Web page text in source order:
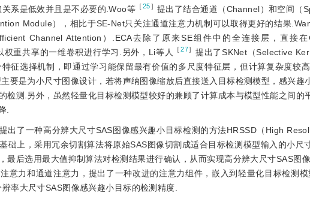
系是低效并且是不必要的.Woo等 ［25］ 提出了结合通道（Channel）和空间（
Module），相比于SE-Net只关注通道注意力机制可以取得更好的结果
Channel Attention）.ECA去除了原来SE组件中的全连接层，直接在
重共享的一维卷积进行学习.另外，Li等人
［27］提出了SKNet（Selective
征选择机制，即通过学习能保留最有价值的多尺度特征层，但计算复杂度较
要是为小尺寸图像设计，若将声纳图像缩放后直接送入目标检测模型，感兴趣
检测.另外，虽然轻量化目标检测模型较好的兼顾了计算成本与模型性能之间的
.
出了一种高分辨大尺寸SAS图像感兴趣小目标检测的方法HRSSD（High
础上，采用冗余切割算法将原始SAS图像切割成适合目标检测模型输入的小尺
最后选用最大值抑制算法对检测结果进行确认，从而实现高分辨大尺寸SAS图
意力和通道注意力，提出了一种改进的注意力组件，嵌入到轻量化目标检测
率大尺寸SAS图像感兴趣小目标的检测精度.